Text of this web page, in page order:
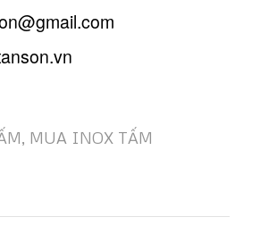
, MUA INOX TẤM